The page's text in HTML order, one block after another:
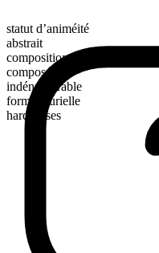
statut d’animéité
abstrait
composition morphologique
composé
indénombrable
forme plurielle
hardnesses